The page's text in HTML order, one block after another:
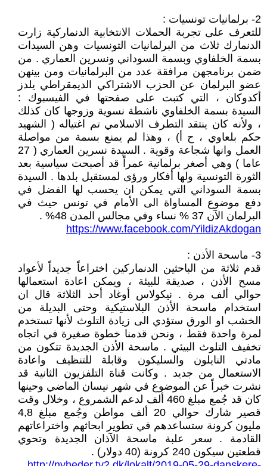
2- برلمانيات تونسيات :
للتعرف على تجربة الحملات الانتخابية الدنماركية زارت
الدنمارك ثلاث من البرلمانيات التونسيات وهن السيدات
بسمة الخلفاوي وبسمة السوداني ونسرين العماري . من
ضمن برنامجهن مرافقة عدد من البرلمانيات ومن بينهن
عضو البرلمان عن الحزب الاشتراكي الديمقراطي يلدز
أكدوكان ، التي كتبت على صفحتها في الفيسبوك :
السيدة بسمة الخلفاوي ناشطة نسوية وزوجها كان كذلك
، ولأنه كان ينتقد التطرف الاسلامي تم اغتياله ( الشهيد
حكم بلعاوي ، ح أ) ، وهذا لم يمنع بسمة من مواصلة
العمل وانها شجاعة وقوية . السيدة نسرين العماري ( 27
عاما ) وهي أصغر برلمانية عمراً قد أصبحت سياسية بعد
الثورة التونسية ولها أفكار ورؤى لمستقبل بلدها . السيدة
بسمة السوداني التي يمكن ان يحسب لها الفضل في
دفع موضوع المساواة الى الأمام في تونس حيث في
البرلمان الآن 37 % نساء وفي مجالس المدن 48% .
https://www.facebook.com/YildizAkdogan
3- ماسحة الأذن :
قدم ثلاثة من الباحثين الدنماركين اختراعاً جديداً لأعواد
مسح الأذن ، صديقة للبيئة ، ويمكن اعادة استعمالها
حوالي ألف مرة . نيكولاس أوغاد أحد الثلاثة قال ان
استخدام ماسحة الأذن البلاستيكية وحتى البديلة من
الخشب او الورق ستؤدي الى زيادة التلوث لأنها تستخدم
لمرة واحدة فقط ، ونحن قدمنا خطوة صغيرة في اتجاه
تخفيف التلوث البيئي . ماسحة الأذن الجديدة تتكون من
مادتي النايلون والسليكون وقابلة للتنظيف واعادة
الاستعمال من جديد . وكانت قناة التلفزيون الثانية قد
نشرت خبراً عن الموضوع في شهر نيسان الماضي وحينها
كان قد جُمع مبلغ 460 ألف لدعم الشمروع ، وخلال وقت
قصير شارك حوالي 20 ألف مواطن وجُمع مبلغ 4,8
مليون كرونة ستساعدهم في تطوير ابحاثهم واختراعاتهم
القادمة . سعر علبة ماسحة الآذان الجديدة وتحوي
قطعتين سيكون 240 كرونة (40 دولار) .